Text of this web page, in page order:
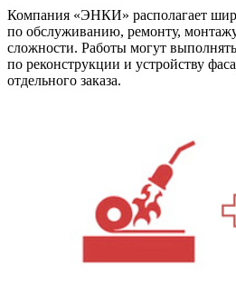
Компания «ЭНКИ» располагает
по обслуживанию, ремонту,
сложности. Работы могут
по реконструкции и устройству
отдельного заказа.